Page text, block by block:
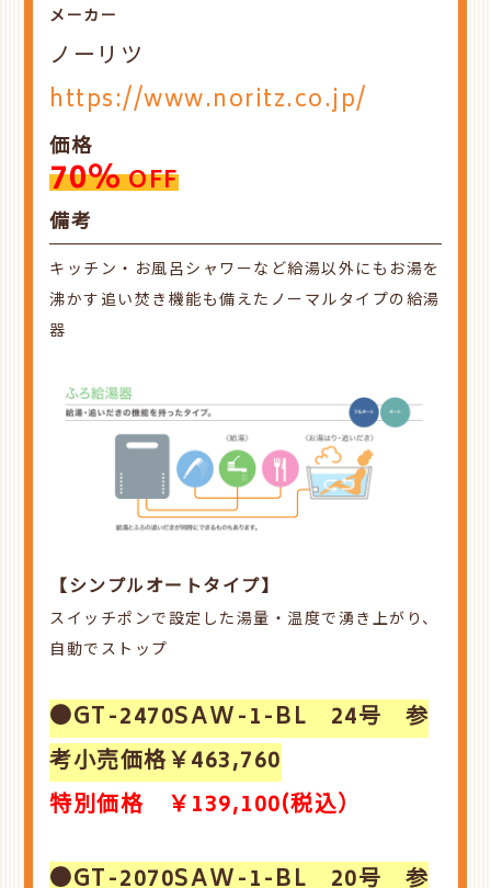
メーカー
ノーリツ
https://www.noritz.co.jp/
価格
70%OFF
備考
キッチン・お風呂シャワーなど給湯以外にもお湯を
沸かす追い焚き機能も備えたノーマルタイプの給湯
器
【シンプルオートタイプ】
スイッチポンで設定した湯量・温度で湧き上がり、
自動でストップ
●GT-2470SAW-1-BL 24号 参
考小売価格￥463,760
特別価格 ￥139,100(税込）